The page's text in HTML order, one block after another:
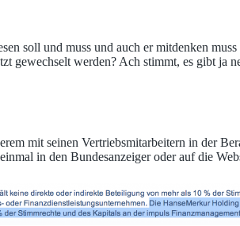
soll und muss und auch er mitdenken
gewechselt werden? Ach stimmt, es gibt ja
mit seinen Vertriebsmitarbeitern in der
in den Bundesanzeiger oder auf die